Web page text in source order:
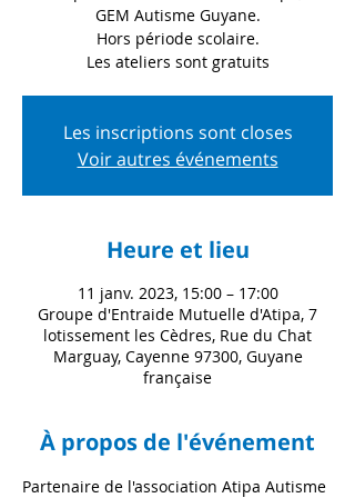
GEM Autisme Guyane.
Hors période scolaire.
Les ateliers sont gratuits
Les inscriptions sont closes
Voir autres événements
Heure et lieu
11 janv. 2023, 15:00 – 17:00
Groupe d'Entraide Mutuelle d'Atipa, 7
lotissement les Cèdres, Rue du Chat
Marguay, Cayenne 97300, Guyane
française
À propos de l'événement
Partenaire de l'association Atipa Autisme